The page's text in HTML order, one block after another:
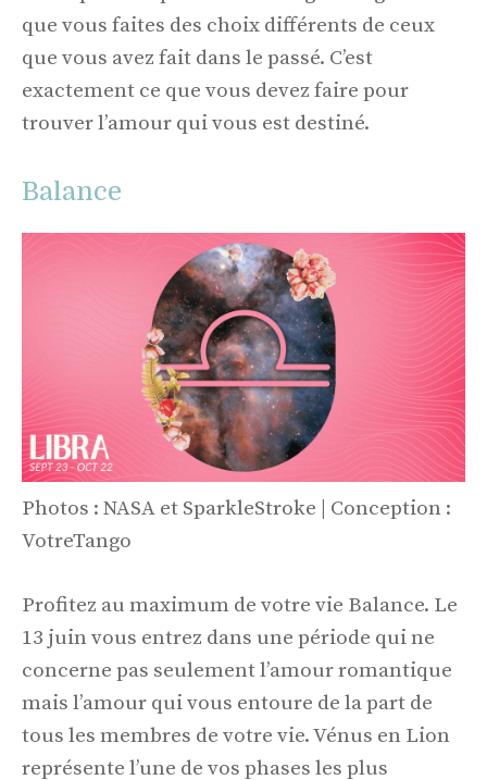
que vous faites des choix différents de ceux
que vous avez fait dans le passé. C’est
exactement ce que vous devez faire pour
trouver l’amour qui vous est destiné.
Balance
Photos : NASA et SparkleStroke | Conception :
VotreTango
Profitez au maximum de votre vie Balance. Le
13 juin vous entrez dans une période qui ne
concerne pas seulement l’amour romantique
mais l’amour qui vous entoure de la part de
tous les membres de votre vie. Vénus en Lion
représente l’une de vos phases les plus